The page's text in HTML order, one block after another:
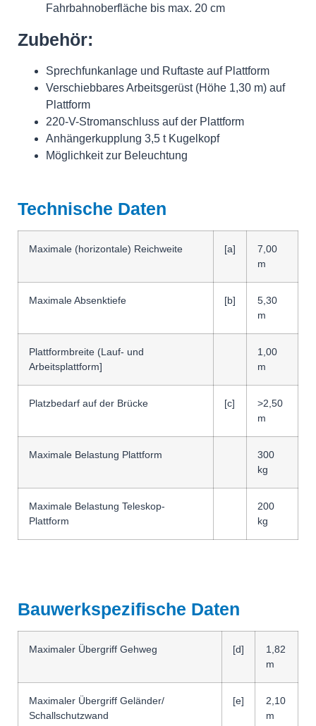
Fahrbahnoberfläche bis max. 20 cm
Zubehör:
Sprechfunkanlage und Ruftaste auf Plattform
Verschiebbares Arbeitsgerüst (Höhe 1,30 m) auf
Plattform
220-V-Stromanschluss auf der Plattform
Anhängerkupplung 3,5 t Kugelkopf
Möglichkeit zur Beleuchtung
Technische Daten
Maximale (horizontale) Reichweite [a]
7,00
m
Maximale Absenktiefe [b]
5,30
m
Plattformbreite (Lauf- und
Arbeitsplattform]
1,00
m
Platzbedarf auf der Brücke [c]
>2,50
m
Maximale Belastung Plattform
300
kg
Maximale Belastung Teleskop-
Plattform
200
kg
Bauwerkspezifische Daten
Maximaler Übergriff Gehweg [d]
1,82
m
Maximaler Übergriff Geländer/
Schallschutz­­wand
[e]
2,10
m